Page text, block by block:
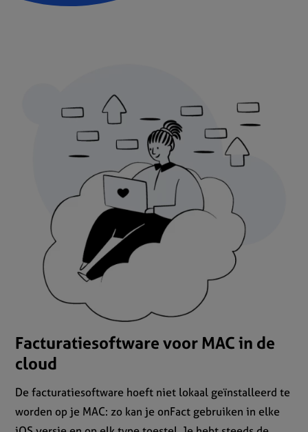
Facturatiesoftware voor MAC in de
cloud
De facturatiesoftware hoeft niet lokaal geïnstalleerd te
worden op je MAC: zo kan je onFact gebruiken in elke